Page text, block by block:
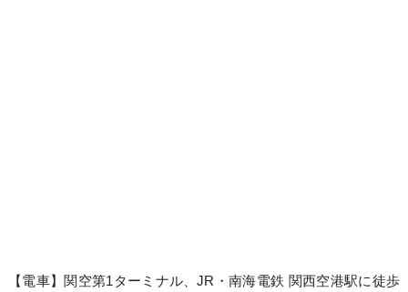
【電車】関空第1ターミナル、JR・南海電鉄 関西空港駅に徒歩